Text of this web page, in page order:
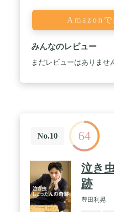
Amazon
みんなのレビュー
まだレビューはありませ
No.10 64
泣き
跡
豊田利晃